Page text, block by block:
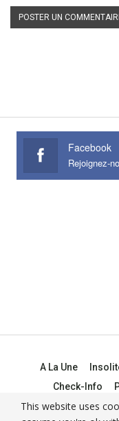
Facebook
A La Une
Check-Info
This website uses